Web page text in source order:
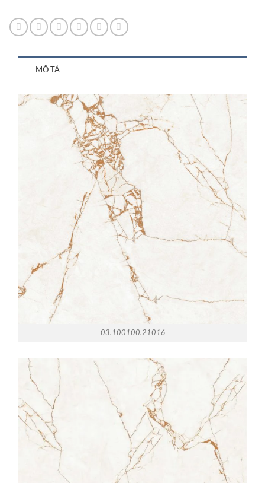
MÔ TẢ
03.100100.21016